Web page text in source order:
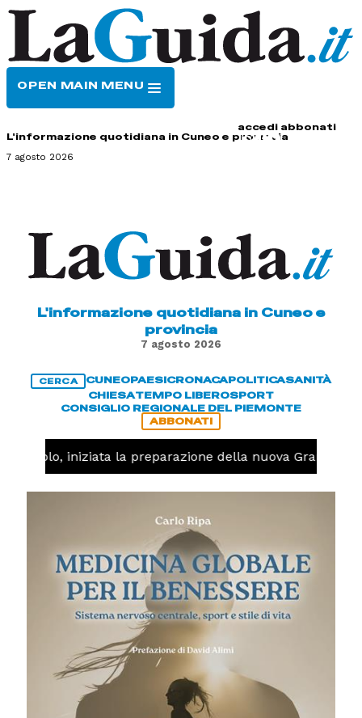
OPEN MAIN MENU
accedi abbonati
L'informazione quotidiana in Cuneo e provincia
7 agosto 2026
L'informazione quotidiana in Cuneo e
provincia
7 agosto 2026
CERCA CUNEOPAESICRONACAPOLITICASANITÀ
CHIESATEMPO LIBEROSPORT
CONSIGLIO REGIONALE DEL PIEMONTE
ABBONATI
iniziata la preparazione della nuova Granda